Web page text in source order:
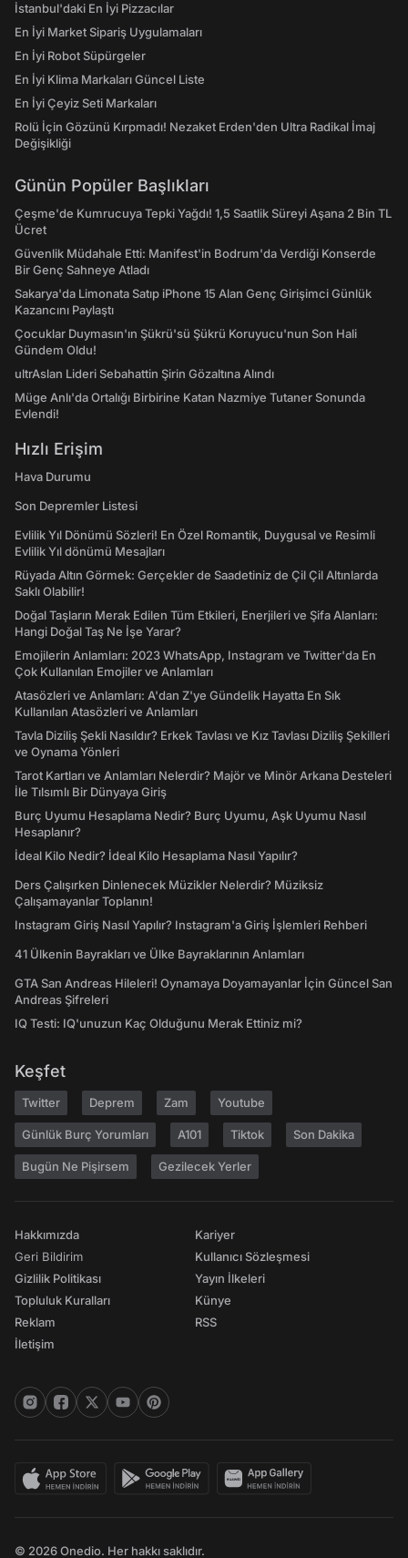
İstanbul'daki En İyi Pizzacılar
En İyi Market Sipariş Uygulamaları
En İyi Robot Süpürgeler
En İyi Klima Markaları Güncel Liste
En İyi Çeyiz Seti Markaları
Rolü İçin Gözünü Kırpmadı! Nezaket Erden'den Ultra Radikal İmaj
Değişikliği
Günün Popüler Başlıkları
Çeşme'de Kumrucuya Tepki Yağdı! 1,5 Saatlik Süreyi Aşana 2 Bin TL
Ücret
Güvenlik Müdahale Etti: Manifest'in Bodrum'da Verdiği Konserde
Bir Genç Sahneye Atladı
Sakarya'da Limonata Satıp iPhone 15 Alan Genç Girişimci Günlük
Kazancını Paylaştı
Çocuklar Duymasın'ın Şükrü'sü Şükrü Koruyucu'nun Son Hali
Gündem Oldu!
ultrAslan Lideri Sebahattin Şirin Gözaltına Alındı
Müge Anlı'da Ortalığı Birbirine Katan Nazmiye Tutaner Sonunda
Evlendi!
Hızlı Erişim
Hava Durumu
Son Depremler Listesi
Evlilik Yıl Dönümü Sözleri! En Özel Romantik, Duygusal ve Resimli
Evlilik Yıl dönümü Mesajları
Rüyada Altın Görmek: Gerçekler de Saadetiniz de Çil Çil Altınlarda
Saklı Olabilir!
Doğal Taşların Merak Edilen Tüm Etkileri, Enerjileri ve Şifa Alanları:
Hangi Doğal Taş Ne İşe Yarar?
Emojilerin Anlamları: 2023 WhatsApp, Instagram ve Twitter'da En
Çok Kullanılan Emojiler ve Anlamları
Atasözleri ve Anlamları: A'dan Z'ye Gündelik Hayatta En Sık
Kullanılan Atasözleri ve Anlamları
Tavla Diziliş Şekli Nasıldır? Erkek Tavlası ve Kız Tavlası Diziliş Şekilleri
ve Oynama Yönleri
Tarot Kartları ve Anlamları Nelerdir? Majör ve Minör Arkana Desteleri
İle Tılsımlı Bir Dünyaya Giriş
Burç Uyumu Hesaplama Nedir? Burç Uyumu, Aşk Uyumu Nasıl
Hesaplanır?
İdeal Kilo Nedir? İdeal Kilo Hesaplama Nasıl Yapılır?
Ders Çalışırken Dinlenecek Müzikler Nelerdir? Müziksiz
Çalışamayanlar Toplanın!
Instagram Giriş Nasıl Yapılır? Instagram'a Giriş İşlemleri Rehberi
41 Ülkenin Bayrakları ve Ülke Bayraklarının Anlamları
GTA San Andreas Hileleri! Oynamaya Doyamayanlar İçin Güncel San
Andreas Şifreleri
IQ Testi: IQ'unuzun Kaç Olduğunu Merak Ettiniz mi?
Keşfet
Twitter Deprem Zam Youtube
Günlük Burç Yorumları A101 Tiktok Son Dakika
Bugün Ne Pişirsem Gezilecek Yerler
Hakkımızda
Geri Bildirim
Gizlilik Politikası
Topluluk Kuralları
Reklam
İletişim
Kariyer
Kullanıcı Sözleşmesi
Yayın İlkeleri
Künye
RSS
© 2026 Onedio. Her hakkı saklıdır.